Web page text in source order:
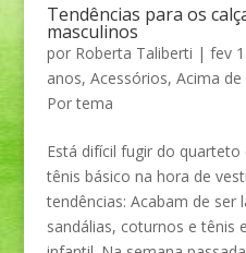
Tendências para os
masculinos
por Roberta Taliberti | fev
anos, Acessórios, Acima de
Por tema
Está difícil fugir do
tênis básico na hora de
tendências: Acabam de ser
sandálias, coturnos e tênis